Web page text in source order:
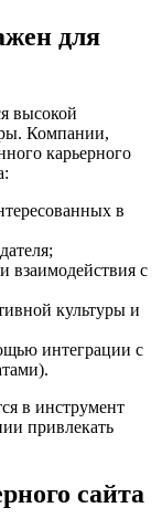
для
высокой
Компании,
карьерного
в
взаимодействия с
культуры и
интеграции с
в инструмент
привлекать
сайта